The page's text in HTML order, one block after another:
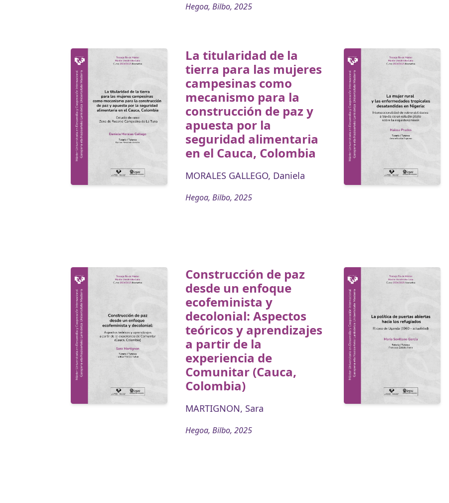
Hegoa, Bilbo, 2025
La titularidad de la
tierra para las mujeres
campesinas como
mecanismo para la
construcción de paz y
apuesta por la
seguridad alimentaria
en el Cauca, Colombia
MORALES GALLEGO, Daniela
Hegoa, Bilbo, 2025
Construcción de paz
desde un enfoque
ecofeminista y
decolonial: Aspectos
teóricos y aprendizajes
a partir de la
experiencia de
Comunitar (Cauca,
Colombia)
MARTIGNON, Sara
Hegoa, Bilbo, 2025